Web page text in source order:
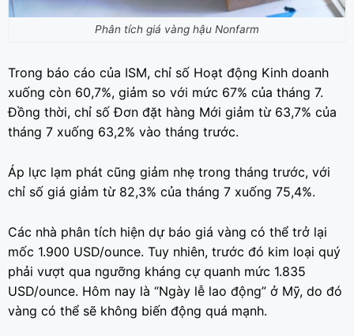
Phân tích giá vàng hậu Nonfarm
Trong báo cáo của ISM, chỉ số Hoạt động Kinh doanh
xuống còn 60,7%, giảm so với mức 67% của tháng 7.
Đồng thời, chỉ số Đơn đặt hàng Mới giảm từ 63,7% của
tháng 7 xuống 63,2% vào tháng trước.
Áp lực lạm phát cũng giảm nhẹ trong tháng trước, với
chỉ số giá giảm từ 82,3% của tháng 7 xuống 75,4%.
Các nhà phân tích hiện dự báo giá vàng có thể trở lại
mốc 1.900 USD/ounce. Tuy nhiên, trước đó kim loại quý
phải vượt qua ngưỡng kháng cự quanh mức 1.835
USD/ounce. Hôm nay là “Ngày lễ lao động” ở Mỹ, do đó
vàng có thể sẽ không biến động quá mạnh.